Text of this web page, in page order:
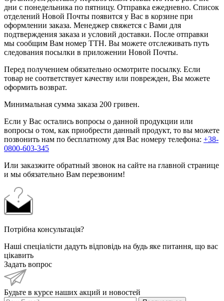
дни с понедельника по пятницу. Отправка ежедневно. Список
отделений Новой Почты появится у Вас в корзине при
оформлении заказа. Менеджер свяжется с Вами для
подтверждения заказа и условий доставки. После отправки
мы сообщим Вам номер ТТН. Вы можете отслеживать путь
следования посылки в приложении Новой Почты.
Перед получением обязательно осмотрите посылку. Если
товар не соответствует качеству или поврежден, Вы можете
оформить возврат.
Минимальная сумма заказа 200 гривен.
Если у Вас остались вопросы о данной продукции или
вопросы о том, как приобрести данный продукт, то вы можете
позвонить нам по бесплатному для Вас номеру телефона: +38-
0800-603-345
Или заказжите обратный звонок на сайте на главной странице
и мы обязательно Вам перезвоним!
Потрібна консультація?
Наші спеціалісти дадуть відповідь на будь яке питання, що вас
цікавить
Задать вопрос
Будьте в курсе наших акций и новостей